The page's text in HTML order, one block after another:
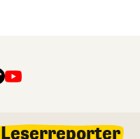
Leserreporter